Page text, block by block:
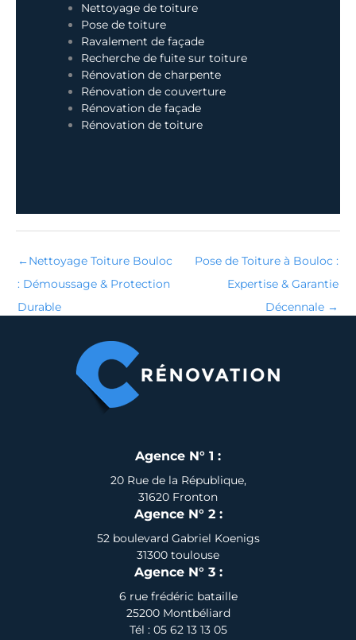
Nettoyage de toiture
Pose de toiture
Ravalement de façade
Recherche de fuite sur toiture
Rénovation de charpente
Rénovation de couverture
Rénovation de façade
Rénovation de toiture
←Nettoyage Toiture Bouloc
: Démoussage & Protection
Durable
Pose de Toiture à Bouloc :
Expertise & Garantie
Décennale →
Agence N° 1 :
20 Rue de la République,
31620 Fronton
Agence N° 2 :
52 boulevard Gabriel Koenigs
31300 toulouse
Agence N° 3 :
6 rue frédéric bataille
25200 Montbéliard
Tél : 05 62 13 13 05